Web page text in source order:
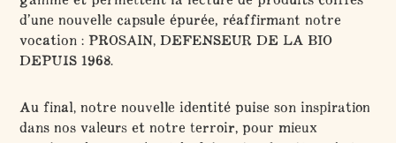
d’une nouvelle capsule épurée, réaffirmant notre
vocation : PROSAIN, DEFENSEUR DE LA BIO
DEPUIS 1968.
Au final, notre nouvelle identité puise son inspiration
dans nos valeurs et notre terroir, pour mieux